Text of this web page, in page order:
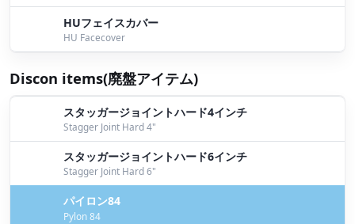
HUフェイスカバー
HU Facecover
Discon items(廃盤アイテム)
スタッガージョイントハード4インチ
Stagger Joint Hard 4"
スタッガージョイントハード6インチ
Stagger Joint Hard 6"
パイロン84
Pylon 84